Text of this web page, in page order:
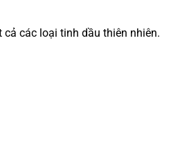
các loại tinh dầu thiên nhiên.